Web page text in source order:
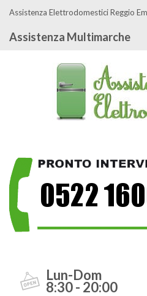
Assistenza Elettrodomestici Reggio
Assistenza Multimarche
Lun-Dom
8:30 - 20:00